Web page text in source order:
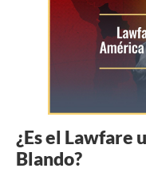
¿Es el Lawfare
Blando?